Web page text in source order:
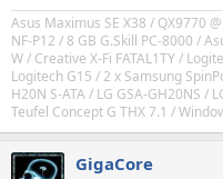
Asus Maximus SE X38 / QX9770
NF-P12 / 8 GB G.Skill PC-8000 /
W / Creative X-Fi FATAL1TY /
Logitech G15 / 2 x Samsung
H20N S-ATA / LG GSA-GH20NS /
Teufel Concept G THX 7.1 /
GigaCore